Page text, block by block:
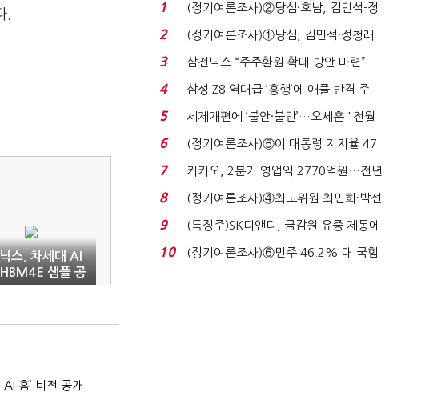
.
스, 차세대 AI
샘플 공
리더십 강화
AI 홈’ 비전 공개
1
(정기여론조사)②당심·호남, 김민석-정
청래 '초접전'...
2
(정기여론조사)①당심, 김민석·정청래
'초접전'…대통령 ...
3
삼전닉스 “주주환원 확대 방안 마련”…
로이터에 성명...
4
삼성 Z8 역대급 ‘흥행’에 애플 반격 주
목…9월 ‘폴...
5
세제개편에 ‘불안·불만’…오세훈 "전월
세 구하기 더 ...
6
(정기여론조사)⑤이 대통령 지지율 47.
7%…일주일 만에 ...
7
카카오, 2분기 영업익 2770억원…전년
비 36% 증가...
8
(정기여론조사)④최고위원 최민희·박선
원 '양강'…서미...
9
(특징주)SK디앤디, 금감원 유증 제동에
장 초반 상한가...
10
(정기여론조사)⑥민주 46.2% 대 국힘